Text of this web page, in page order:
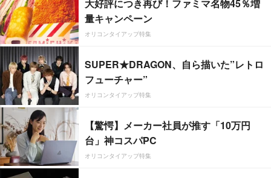
大好評につき再び！ファミマ名物45％増
量キャンペーン
オリコンタイアップ特集
SUPER★DRAGON、自ら描いた”レトロ
フューチャー”
オリコンタイアップ特集
【驚愕】メーカー社員が推す「10万円
台」神コスパPC
オリコンタイアップ特集